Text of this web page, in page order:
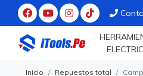
Inicio Repuestos total